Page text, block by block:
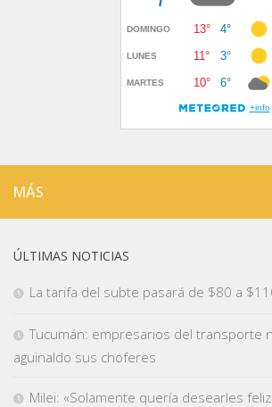
MÁS
ÚLTIMAS NOTICIAS
La tarifa del subte pasará de $80 a
Tucumán: empresarios del transporte
aguinaldo sus choferes
Milei: «Solamente quería desearles